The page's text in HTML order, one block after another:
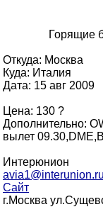
Горящие
Откуда: Москва
Куда: Италия
Дата: 15 авг 2009
Цена: 130 ?
Дополнительно:
вылет
Интерюнион
Сайт
г.Москва